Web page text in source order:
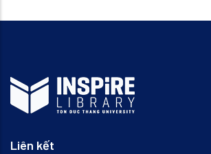
Liên kết